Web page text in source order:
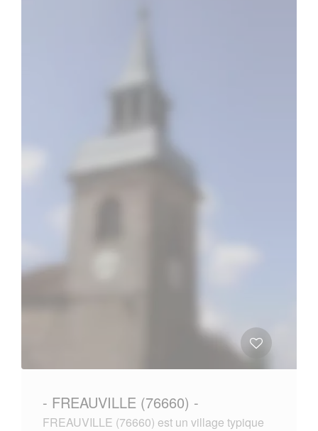
- FREAUVILLE (76660) -
FREAUVILLE (76660) est un village typique